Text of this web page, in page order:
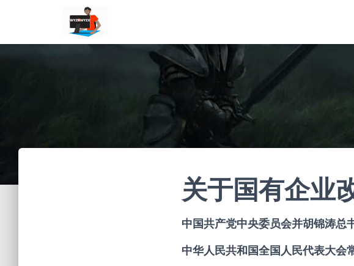
关于国有企业
中国共产党中央委员会并胡锦涛总
中华人民共和国全国人民代表大会